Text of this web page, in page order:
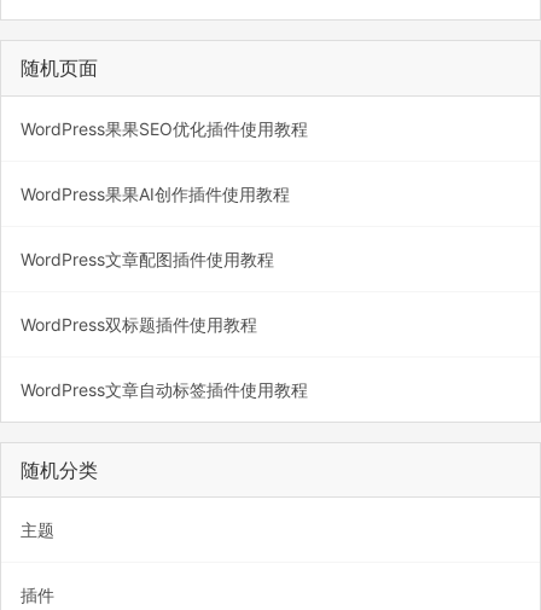
随机页面
WordPress果果SEO优化插件使用教程
WordPress果果AI创作插件使用教程
WordPress文章配图插件使用教程
WordPress双标题插件使用教程
WordPress文章自动标签插件使用教程
随机分类
主题
插件